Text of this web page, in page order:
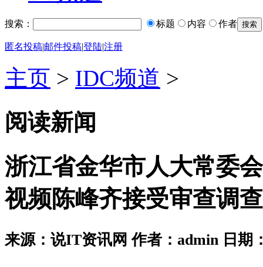
搜索： 标题 内容 作者
匿名投稿|邮件投稿|登陆|注册
主页 > IDC频道 >
阅读新闻
浙江省金华市人大常委
视频陈峰齐接受审查调查
来源：说IT资讯网 作者：admin 日期